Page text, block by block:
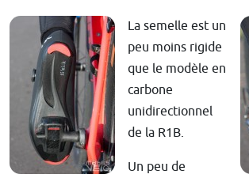
La semelle est un
peu moins rigide
que le modèle en
carbone
unidirectionnel
de la R1B.
Un peu de